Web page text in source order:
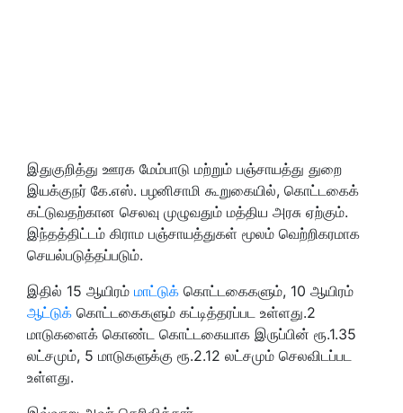
இதுகுறித்து ஊரக மேம்பாடு மற்றும் பஞ்சாயத்து துறை
இயக்குநர் கே.எஸ். பழனிசாமி கூறுகையில், கொட்டகைக்
கட்டுவதற்கான செலவு முழுவதும் மத்திய அரசு ஏற்கும்.
இந்தத்திட்டம் கிராம பஞ்சாயத்துகள் மூலம் வெற்றிகரமாக
செயல்படுத்தப்படும்.
இதில் 15 ஆயிரம் மாட்டுக் கொட்டகைகளும், 10 ஆயிரம்
ஆட்டுக் கொட்டகைகளும் கட்டித்தரப்பட உள்ளது.2
மாடுகளைக் கொண்ட கொட்டகையாக இருப்பின் ரூ.1.35
லட்சமும், 5 மாடுகளுக்கு ரூ.2.12 லட்சமும் செலவிடப்பட
உள்ளது.